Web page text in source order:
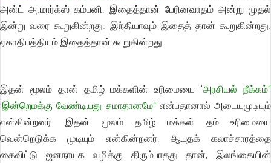
அன்ட் அ.மார்க்ஸ் கம்பனி. இதைத்தான் பேரினவாதம் அன்று முதல்
இன்று வரை கூறுகின்றது. இந்தியாவும் இதைத் தான் கூறுகின்றது.
ஏகாதிபத்தியம் இதைத்தான் கூறுகின்றது.
இதன் மூலம் தான் தமிழ் மக்களின் உரிமையை 'அரசியல் நீக்கம்"
'இன்றெமக்கு வேண்டியது சமாதானமே" என்பதானால் அடையமுடியும்
என்கின்றனர். இதன் மூலம் தமிழ் மக்கள் தம் உரிமையை
வென்றெடுக்க முடியும் என்கின்றனர். ஆயுதக் கலாச்சாரத்தை
கைவிட்டு ஜனநாயக வழிக்கு திரும்பாதது தான், இலங்கையின்